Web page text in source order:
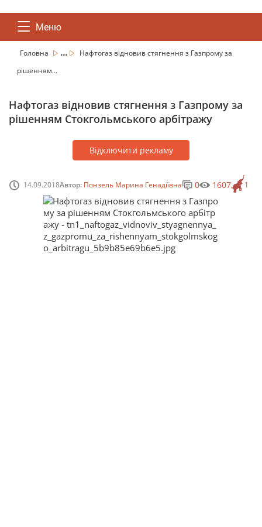
Меню
Головна ...
Нафтогаз відновив стягнення з Газпрому за
рішенням...
Нафтогаз відновив стягнення з Газпрому за
рішенням Стокгольмського арбітражу
Відключити рекламу
14.09.2018Автор: Понзель Марина Генадіївна 1
0 1607